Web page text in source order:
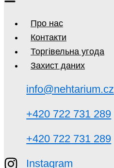
Про нас
Контакти
Торгівельна угода
Захист даних
info@nehtarium.cz
+420 722 731 289
+420 722 731 289
Instagram